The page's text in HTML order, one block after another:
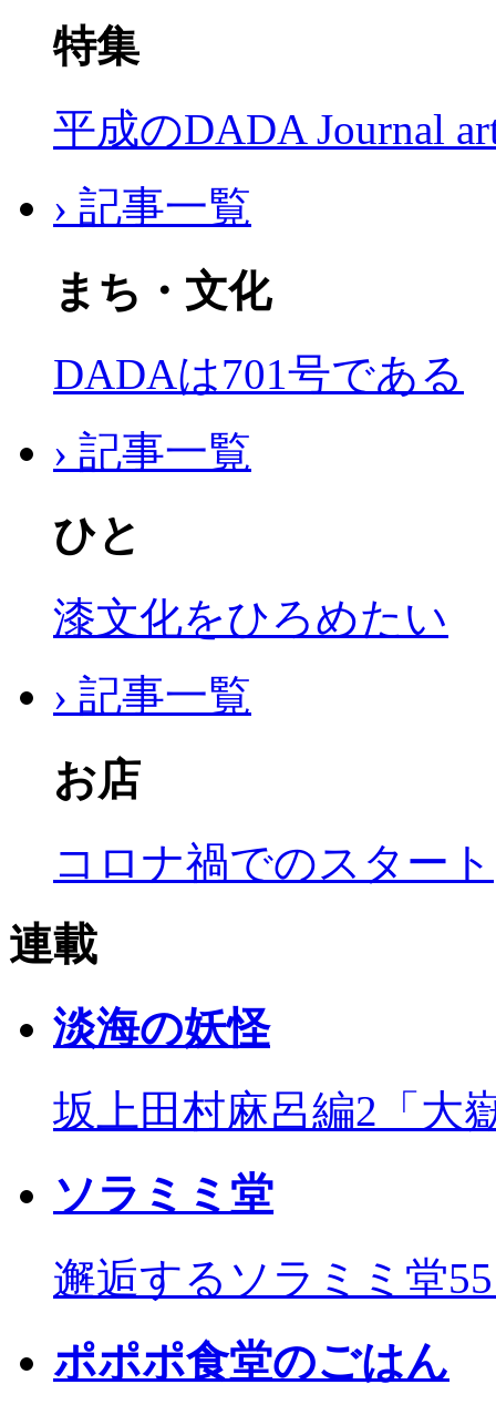
特集
平成のDADA Journal
› 記事一覧
まち・文化
DADAは701号である
› 記事一覧
ひと
漆文化をひろめたい
› 記事一覧
お店
コロナ禍でのスタート
連載
淡海の妖怪
坂上田村麻呂編2「大
ソラミミ堂
邂逅するソラミミ堂
ポポポ食堂のごはん